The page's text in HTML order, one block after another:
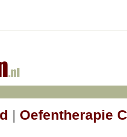
| Oefentherapie